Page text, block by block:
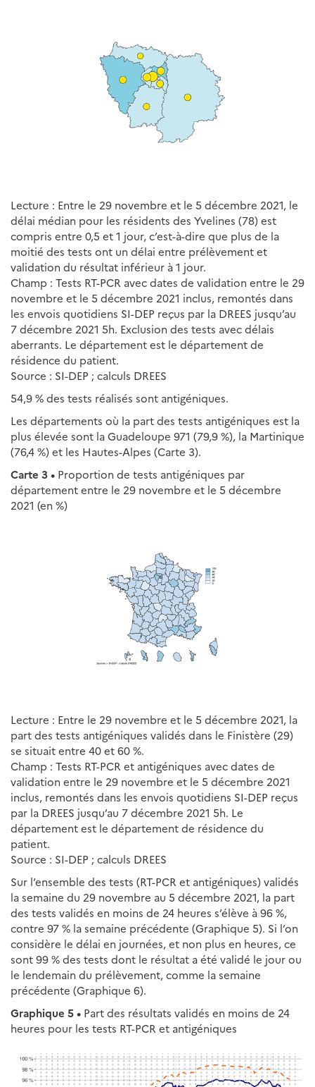
Lecture : Entre le 29 novembre et le 5 décembre 2021, le
délai médian pour les résidents des Yvelines (78) est
compris entre 0,5 et 1 jour, c’est-à-dire que plus de la
moitié des tests ont un délai entre prélèvement et
validation du résultat inférieur à 1 jour.
Champ : Tests RT-PCR avec dates de validation entre le 29
novembre et le 5 décembre 2021 inclus, remontés dans
les envois quotidiens SI-DEP reçus par la DREES jusqu’au
7 décembre 2021 5h. Exclusion des tests avec délais
aberrants. Le département est le département de
résidence du patient.
Source : SI-DEP ; calculs DREES
54,9 % des tests réalisés sont antigéniques.
Les départements où la part des tests antigéniques est la
plus élevée sont la Guadeloupe 971 (79,9 %), la Martinique
(76,4 %) et les Hautes-Alpes (Carte 3).
Carte 3 • Proportion de tests antigéniques par
département entre le 29 novembre et le 5 décembre
2021 (en %)
Lecture : Entre le 29 novembre et le 5 décembre 2021, la
part des tests antigéniques validés dans le Finistère (29)
se situait entre 40 et 60 %.
Champ : Tests RT-PCR et antigéniques avec dates de
validation entre le 29 novembre et le 5 décembre 2021
inclus, remontés dans les envois quotidiens SI-DEP reçus
par la DREES jusqu’au 7 décembre 2021 5h. Le
département est le département de résidence du
patient.
Source : SI-DEP ; calculs DREES
Sur l’ensemble des tests (RT-PCR et antigéniques) validés
la semaine du 29 novembre au 5 décembre 2021, la part
des tests validés en moins de 24 heures s’élève à 96 %,
contre 97 % la semaine précédente (Graphique 5). Si l’on
considère le délai en journées, et non plus en heures, ce
sont 99 % des tests dont le résultat a été validé le jour ou
le lendemain du prélèvement, comme la semaine
précédente (Graphique 6).
Graphique 5 • Part des résultats validés en moins de 24
heures pour les tests RT-PCR et antigéniques